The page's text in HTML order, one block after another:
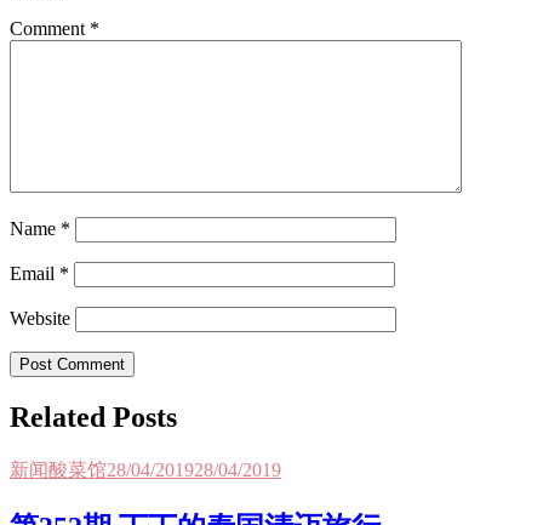
Comment *
Name *
Email *
Website
Post Comment
Related Posts
新闻酸菜馆28/04/201928/04/2019